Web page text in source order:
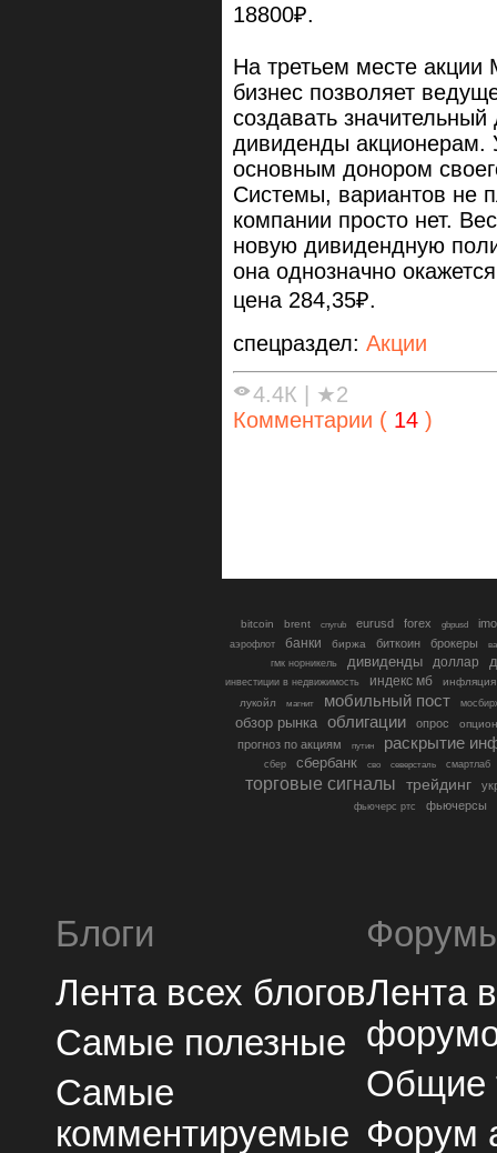
18800₽.
На третьем месте
бизнес позволяет
создавать
дивиденды акционерам.
основным донором
Системы, вариантов не
компании просто нет.
новую дивидендную
она однозначно
цена 284,35₽.
спецраздел: Акции
4.4К
★2
Комментарии ( 14 )
bitcoin brent cnyrub eurusd forex gbpusd
аэрофлот банки биржа биткоин брокеры
гмк норникель
дивиденды доллар
инвестиции в недвижимость индекс мб
инфляция
лукойл
магнит мобильный пост
обзор рынка облигации опрос
прогноз по акциям путин раскрытие
сбер сбербанк сво северсталь смартлаб
торговые сигналы трейдинг
фьючерс ртс фьючерсы
Блоги
Лента всех блогов
Самые полезные
Самые
комментируемые
Лента
Общие
Форум